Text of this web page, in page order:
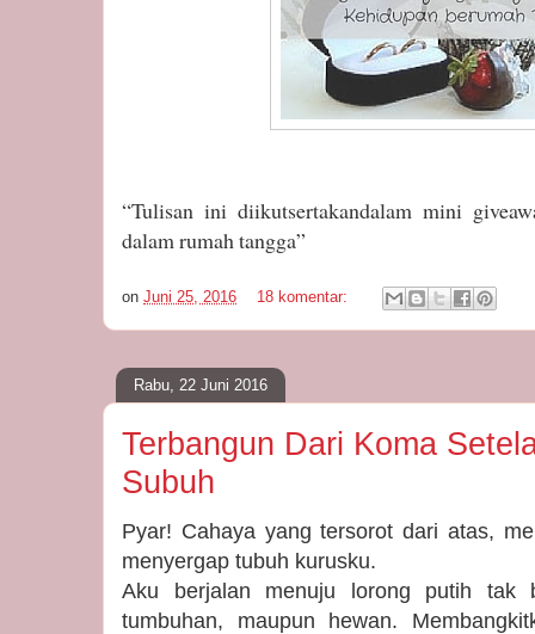
“Tulisan ini diikutsertakandalam mini
dalam rumah tangga”
on Juni 25, 2016 18 komentar:
Rabu, 22 Juni 2016
Terbangun Dari Koma
Subuh
Pyar! Cahaya yang tersorot dari atas,
menyergap tubuh kurusku.
Aku berjalan menuju lorong putih tak
tumbuhan, maupun hewan.